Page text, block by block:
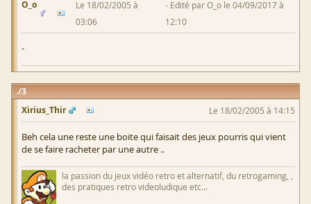
O_o
Le 18/02/2005 à
03:06
Edité par O_o le 04/09/2017 à
12:10
-
3
Xirius_Thir
Le 18/02/2005 à 14:15
Beh cela une reste une boite qui faisait des jeux pourris qui vient
de se faire racheter par une autre ..
la passion du jeux vidéo retro et alternatif, du retrogaming, ,
des pratiques retro videoludique etc...